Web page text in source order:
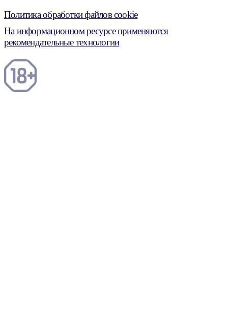
Политика обработки файлов cookie
На информационном ресурсе применяются
рекомендательные технологии